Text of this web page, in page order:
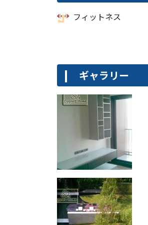
フィットネス
ギャラリー